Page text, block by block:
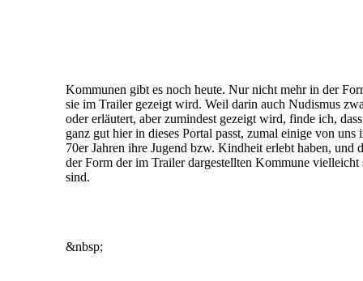
Kommunen gibt es noch heute. Nur nicht mehr in der
sie im Trailer gezeigt wird. Weil darin auch Nudismus
oder erläutert, aber zumindest gezeigt wird, finde ich,
ganz gut hier in dieses Portal passt, zumal einige von uns
70er Jahren ihre Jugend bzw. Kindheit erlebt haben, und
der Form der im Trailer dargestellten Kommune vielleicht
sind.
&nbsp;